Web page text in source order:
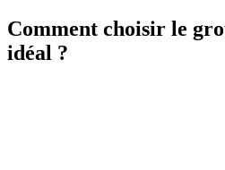
Comment choisir le
idéal ?